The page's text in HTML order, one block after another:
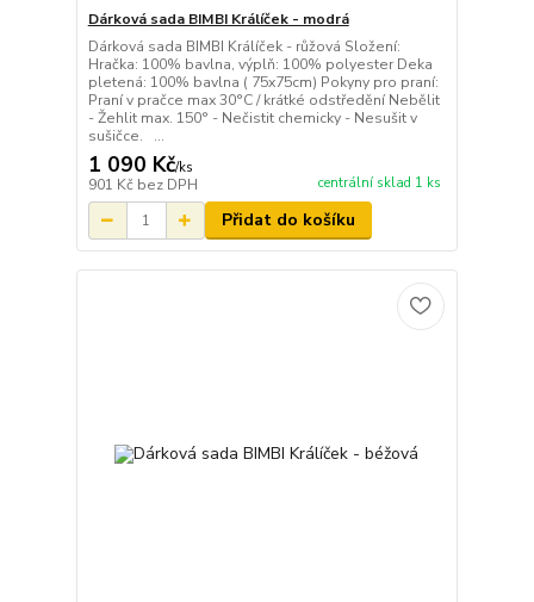
Dárková sada BIMBI Králíček - modrá
Dárková sada BIMBI Králíček - růžová Složení:
Hračka: 100% bavlna, výplň: 100% polyester Deka
pletená: 100% bavlna ( 75x75cm) Pokyny pro praní:
Praní v pračce max 30°C / krátké odstředění Nebělit
- Žehlit max. 150° - Nečistit chemicky - Nesušit v
sušičce. ...
1 090 Kč/ks
901 Kč bez DPH centrální sklad 1 ks
Přidat do košíku